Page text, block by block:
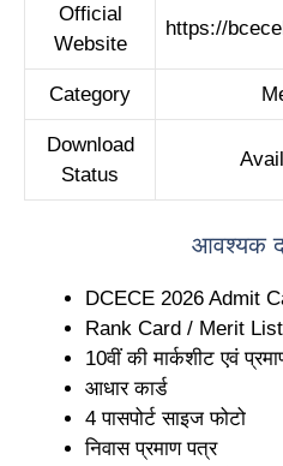
Official
Website
https://
Category
Download
Status
आवश्यक
DCECE 2026 Admit
Rank Card / Merit List
10वीं की मार्कशीट एवं
आधार कार्ड
4 पासपोर्ट साइज फोटो
निवास प्रमाण पत्र